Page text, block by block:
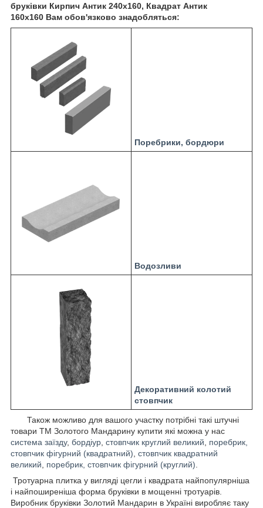
бруківки Кирпич Антик 240х160, Квадрат Антик
160х160 Вам обов'язково знадобляться:
Поребрики, бордюри
Водозливи
Декоративний колотий
стовпчик
Також можливо для вашого участку потрібні такі штучні
товари ТМ Золотого Мандарину купити які можна у нас
система заїзду, бордіур стовпчик круглий великий
поребрик,
стовпчик фігурний (квадратний) стовпчик квадратний
великий
поребрик, стовпчик фігурний (круглий)
Тротуарна плитка у вигляді цегли і квадрата найпопулярніша
і найпоширеніша форма бруківки в мощенні тротуарів.
Виробник бруківки Золотий Мандарин в Україні виробляє таку